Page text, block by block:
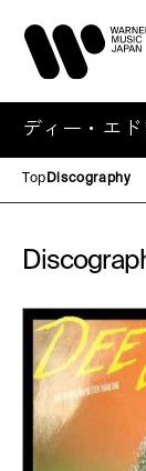
ディー・エ
Top Discography